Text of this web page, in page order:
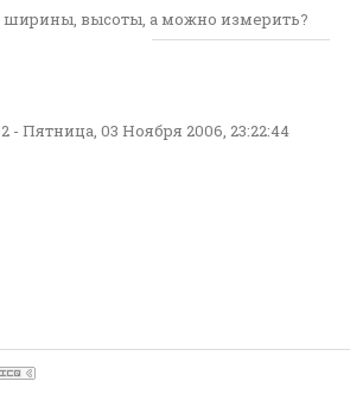
высоты, а можно измерить?
- Пятница, 03 Ноября 2006, 23:22:44